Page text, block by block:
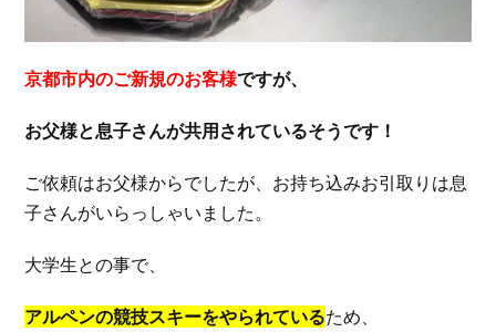
京都市内のご新規のお客様ですが、
お父様と息子さんが共用されているそうです！
ご依頼はお父様からでしたが、お持ち込みお引取りは息
子さんがいらっしゃいました。
大学生との事で、
アルペンの競技スキーをやられているため、